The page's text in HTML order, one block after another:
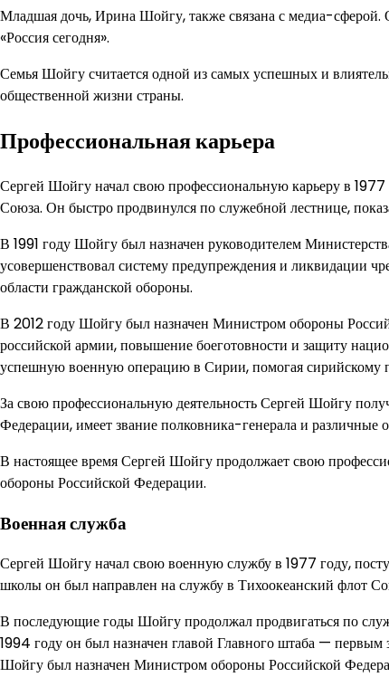
Младшая дочь, Ирина Шойгу, также связана с медиа-
«Россия сегодня».
Семья Шойгу считается одной из самых успешных и
общественной жизни страны.
Профессиональная карьера
Сергей Шойгу начал свою профессиональную карьеру в
Союза. Он быстро продвинулся по служебной лестнице,
В 1991 году Шойгу был назначен руководителем
усовершенствовал систему предупреждения и ликвидации
области гражданской обороны.
В 2012 году Шойгу был назначен Министром обороны
российской армии, повышение боеготовности и защиту
успешную военную операцию в Сирии, помогая сирийскому
За свою профессиональную деятельность Сергей Шойгу
Федерации, имеет звание полковника-генерала и различные
В настоящее время Сергей Шойгу продолжает свою
обороны Российской Федерации.
Военная служба
Сергей Шойгу начал свою военную службу в 1977 году,
школы он был направлен на службу в Тихоокеанский флот
В последующие годы Шойгу продолжал продвигаться по
1994 году он был назначен главой Главного штаба —
Шойгу был назначен Министром обороны Российской